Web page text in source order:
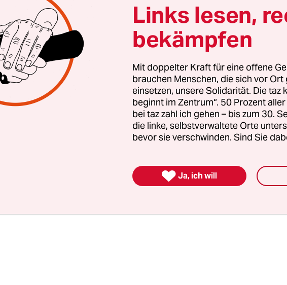
die Verwaltung der illyrischen Provinzen im 19. Jahrhundert.
völlig bedeutungslos.
Weshalb dieses Politikfeld ja seit einer Weile Medienpolitik
zumindest für ARD und ZDF aktuell nicht ganz so
wie vor 150 Jahren der Landstrich an der Adria für die K.-u.-
Doppelmonarchie. Denn was die Medienpolitik plant, ist
was: 20 Radiowellen weniger, eine Reduzierung der TV-
von Arte bis tagesschau24 um die Hälfte und auch bei den
Links lesen,
bekämpfen
Mit doppelter Kraft für eine offene
brauchen Menschen, die sich vor
einsetzen, unsere Solidarität. Die taz
beginnt im Zentrum“. 50 Prozent
bei taz zahl ich gehen – bis zum 30.
die linke, selbstverwaltete Orte
bevor sie verschwinden. Sind Sie
 Ja, ich will